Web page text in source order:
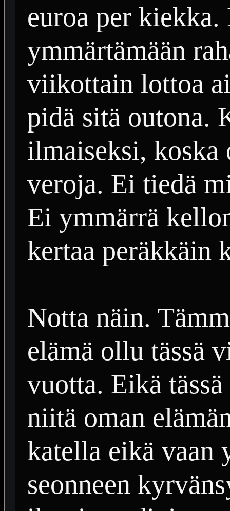
euroa per
ymmärtämään
viikottain lottoa
pidä sitä outona.
ilmaiseksi, koska
veroja. Ei tiedä
Ei ymmärrä
kertaa peräkkäin
Notta näin.
elämä ollu tässä
vuotta. Eikä
niitä oman
katella eikä vaan
seonneen